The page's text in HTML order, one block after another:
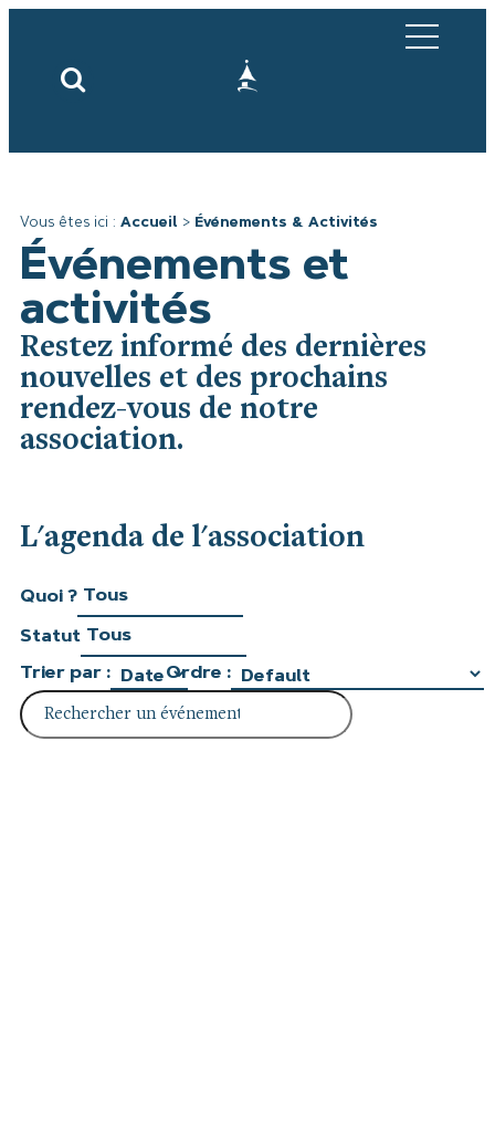
Vous êtes ici : Accueil > Événements & Activités
Événements et
activités
Restez informé des dernières
nouvelles et des prochains
rendez-vous de notre
association.
L'agenda de l'association
Quoi ?
Statut
Trier par : Ordre :